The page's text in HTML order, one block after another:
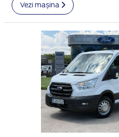
Vezi mașina